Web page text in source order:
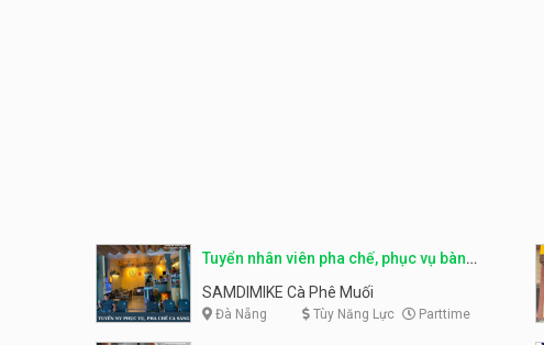
Tuyển nhân viên pha chế, phục vụ bàn
parttime
SAMDIMIKE Cà Phê Muối
Đà Nẵng Tùy Năng Lực Parttime